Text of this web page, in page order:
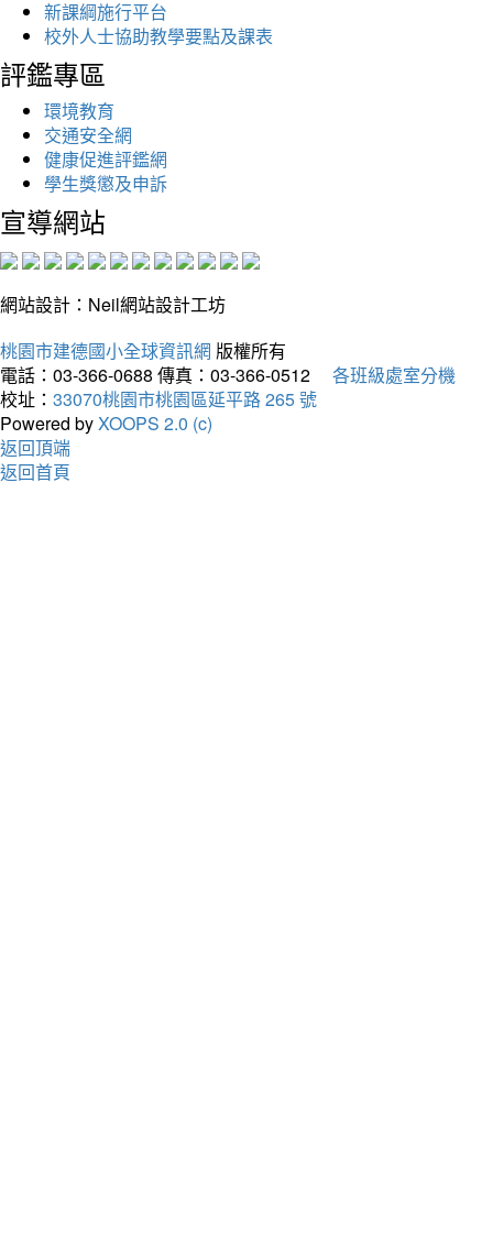
新課綱施行平台
校外人士協助教學要點及課表
評鑑專區
環境教育
交通安全網
健康促進評鑑網
學生獎懲及申訴
宣導網站
網站設計：Neil網站設計工坊
桃園市建德國小全球資訊網 版權所有
電話：03-366-0688 傳真：03-366-0512
各班級處室分機
校址： 33070桃園市桃園區延平路 265 號
Powered byXOOPS 2.0 (c)
返回頂端
返回首頁